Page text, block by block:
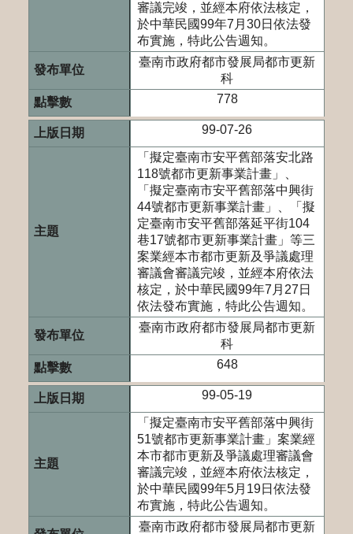
審議完竣，並經本府依法核定，
於中華民國99年7月30日依法發
布實施，特此公告週知。
臺南市政府都市發展局都市更新
科
778
99-07-26
「擬定臺南市安平舊部落安北路
118號都市更新事業計畫」、
「擬定臺南市安平舊部落中興街
44號都市更新事業計畫」、「擬
定臺南市安平舊部落延平街104
巷17號都市更新事業計畫」等三
案業經本市都市更新及爭議處理
審議會審議完竣，並經本府依法
核定，於中華民國99年7月27日
依法發布實施，特此公告週知。
臺南市政府都市發展局都市更新
科
648
99-05-19
「擬定臺南市安平舊部落中興街
51號都市更新事業計畫」案業經
本市都市更新及爭議處理審議會
審議完竣，並經本府依法核定，
於中華民國99年5月19日依法發
布實施，特此公告週知。
臺南市政府都市發展局都市更新